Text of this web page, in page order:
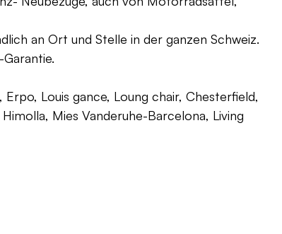
an Ort und Stelle in der ganzen Schweiz.
Louis gance, Loung chair, Chesterfield,
Mies Vanderuhe-Barcelona, Living